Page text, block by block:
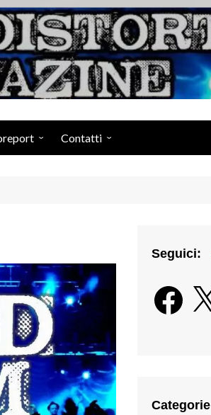
Distorti Magazine
Contatti
Seguici:
Facebook
X
Categorie